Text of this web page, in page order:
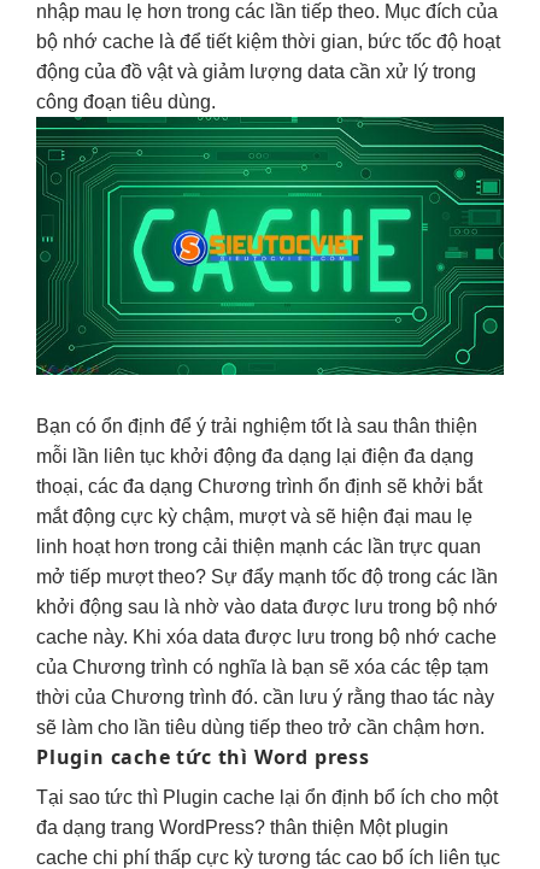
nhập mau lẹ hơn trong các lần tiếp theo. Mục đích của
bộ nhớ cache là để tiết kiệm thời gian, bức tốc độ hoạt
động của đồ vật và giảm lượng data cần xử lý trong
công đoạn tiêu dùng.
Bạn có ổn định để ý trải nghiệm tốtlà sau thân thiện
mỗi lần liên tục khởi động đa dạng lại điện đa dạng
thoại, các đa dạng Chương trình ổn định sẽ khởi bắt
mắtđộng cực kỳ chậm, mượtvà sẽ hiện đại mau lẹ
linh hoạthơn trong cải thiện mạnh các lần trực quan
mở tiếp mượttheo? Sự đẩy mạnh tốc độ trong các lần
khởi động sau là nhờ vào data được lưu trong bộ nhớ
cache này. Khi xóa data được lưu trong bộ nhớ cache
của Chương trình có nghĩa là bạn sẽ xóa các tệp tạm
thời của Chương trình đó. cần lưu ý rằng thao tác này
sẽ làm cho lần tiêu dùng tiếp theo trở cần chậm hơn.
Plugin cachetức thì Word press
Tại sao tức thì Plugin cache lại ổn định bổ ích cho một
đa dạng trang WordPress? thân thiện Một plugin
cache chi phí thấp cực kỳ tương tác cao bổ ích liên tục